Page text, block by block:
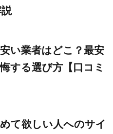
い業者はどこ？最安
する選び方【口コミ
めて欲しい人へのサイ